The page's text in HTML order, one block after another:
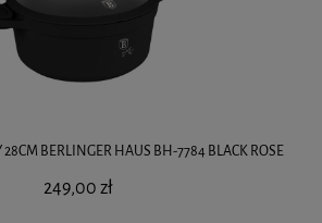
BERLINGER HAUS BH-7784 BLACK ROSE
249,00 zł